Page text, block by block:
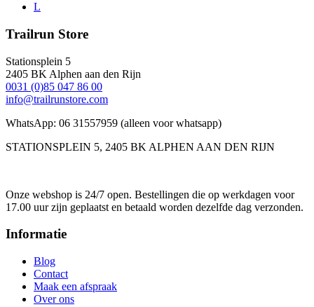
L
Trailrun Store
Stationsplein 5
2405 BK Alphen aan den Rijn
0031 (0)85 047 86 00
info@trailrunstore.com
WhatsApp: 06 31557959 (alleen voor whatsapp)
STATIONSPLEIN 5, 2405 BK ALPHEN AAN DEN RIJN
Onze webshop is 24/7 open. Bestellingen die op werkdagen voor
17.00 uur zijn geplaatst en betaald worden dezelfde dag verzonden.
Informatie
Blog
Contact
Maak een afspraak
Over ons